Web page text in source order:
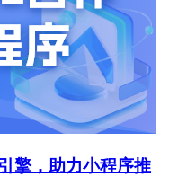
擎，助力小程序推